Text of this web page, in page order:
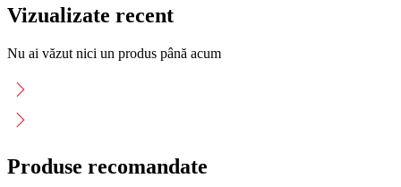
Vizualizate recent
Nu ai văzut nici un produs până acum
Produse recomandate